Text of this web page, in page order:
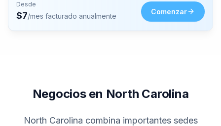
Desde
$7/mes facturado anualmente
Comenzar
Negocios en North Carolina
North Carolina combina importantes sedes